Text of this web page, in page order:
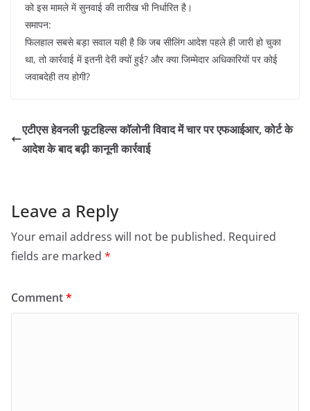
को इस मामले में सुनवाई की तारीख भी निर्धारित है।
समापन:
फिलहाल सबसे बड़ा सवाल यही है कि जब सीलिंग आदेश पहले ही जारी हो चुका
था, तो कार्रवाई में इतनी देरी क्यों हुई? और क्या जिम्मेदार अधिकारियों पर कोई
जवाबदेही तय होगी?
एटीएस हेवनली फूटहिल्स कॉलोनी विवाद में चार पर एफआईआर, कोर्ट के
आदेश के बाद बढ़ी कानूनी कार्रवाई
Leave a Reply
Your email address will not be published. Required
fields are marked *
Comment*